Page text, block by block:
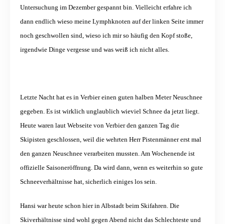
Untersuchung im Dezember gespannt bin. Vielleicht erfahre ich
dann endlich wieso meine Lymphknoten auf der linken Seite immer
noch geschwollen sind, wieso ich mir so häufig den Kopf stoße,
irgendwie Dinge vergesse und was weiß ich nicht alles.
Letzte Nacht hat es in Verbier einen guten halben Meter Neuschnee
gegeben. Es ist wirklich unglaublich wieviel Schnee da jetzt liegt.
Heute waren laut Webseite von Verbier den ganzen Tag die
Skipisten geschlossen, weil die wehrten Herr Pistenmänner erst mal
den ganzen Neuschnee verarbeiten mussten. Am Wochenende ist
offizielle Saisoneröffnung. Da wird dann, wenn es weiterhin so gute
Schneeverhältnisse hat, sicherlich einiges los sein.
Hansi war heute schon hier in Albstadt beim Skifahren. Die
Skiverhältnisse sind wohl gegen Abend nicht das Schlechteste und